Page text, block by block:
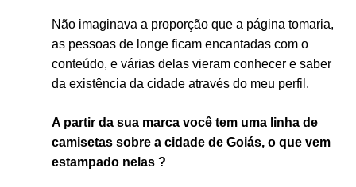
Não imaginava a proporção que a página tomaria,
as pessoas de longe ficam encantadas com o
conteúdo, e várias delas vieram conhecer e saber
da existência da cidade através do meu perfil.
A partir da sua marca você tem uma linha de
camisetas sobre a cidade de Goiás, o que vem
estampado nelas ?